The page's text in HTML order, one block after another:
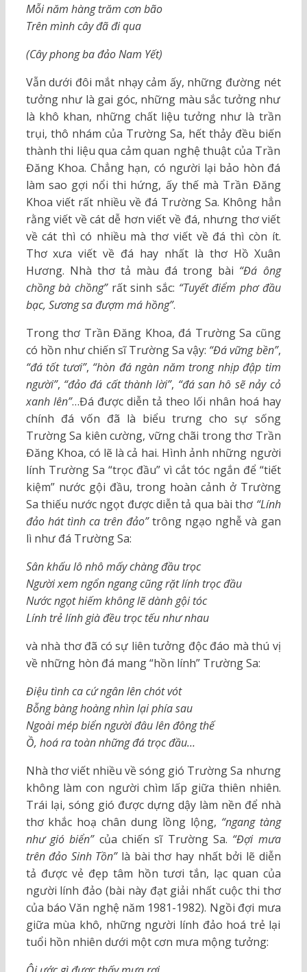
Mỗi năm hàng trăm cơn bão
Trên mình cây đã đi qua
(Cây phong ba đảo Nam Yết)
Vẫn dưới đôi mắt nhạy cảm ấy, những đường nét
tưởng như là gai góc, những màu sắc tưởng như
là khô khan, những chất liệu tưởng như là trần
trụi, thô nhám của Trường Sa, hết thảy đều biến
thành thi liệu qua cảm quan nghệ thuật của Trần
Đăng Khoa. Chẳng hạn, có người lại bảo hòn đá
làm sao gợi nổi thi hứng, ấy thế mà Trần Đăng
Khoa viết rất nhiều về đá Trường Sa. Không hẳn
rằng viết về cát dễ hơn viết về đá, nhưng thơ viết
về cát thì có nhiều mà thơ viết về đá thì còn ít.
Thơ xưa viết về đá hay nhất là thơ Hồ Xuân
Hương. Nhà thơ tả màu đá trong bài “Đá ông
chồng bà chồng”rất sinh sắc: “Tuyết điểm phơ đầu
bạc, Sương sa đượm má hồng”.
Trong thơ Trần Đăng Khoa, đá Trường Sa cũng
có hồn như chiến sĩ Trường Sa vậy: “Đá vững bền”,
“đá tốt tươi”, “hòn đá ngàn năm trong nhịp đập tim
người”, “đảo đá cất thành lời”, “đá san hô sẽ nảy cỏ
xanh lên”…Đá được diễn tả theo lối nhân hoá hay
chính đá vốn đã là biểu trưng cho sự sống
Trường Sa kiên cường, vững chãi trong thơ Trần
Đăng Khoa, có lẽ là cả hai. Hình ảnh những người
lính Trường Sa “trọc đầu” vì cắt tóc ngắn để “tiết
kiệm” nước gội đầu, trong hoàn cảnh ở Trường
Sa thiếu nước ngọt được diễn tả qua bài thơ “Lính
đảo hát tình ca trên đảo”trông ngạo nghễ và gan
lì như đá Trường Sa:
Sân khấu lô nhô mấy chàng đầu trọc
Người xem ngổn ngang cũng rặt lính trọc đầu
Nước ngọt hiếm không lẽ dành gội tóc
Lính trẻ lính già đều trọc tếu như nhau
và nhà thơ đã có sự liên tưởng độc đáo mà thú vị
về những hòn đá mang “hồn lính” Trường Sa:
Điệu tình ca cứ ngân lên chót vót
Bỗng bàng hoàng nhìn lại phía sau
Ngoài mép biển người đâu lên đông thế
Ồ, hoá ra toàn những đá trọc đầu…
Nhà thơ viết nhiều về sóng gió Trường Sa nhưng
không làm con người chìm lấp giữa thiên nhiên.
Trái lại, sóng gió được dựng dậy làm nền để nhà
thơ khắc hoạ chân dung lồng lộng, “ngang tàng
như gió biển” của chiến sĩ Trường Sa. “Đợi mưa
trên đảo Sinh Tồn”là bài thơ hay nhất bởi lẽ diễn
tả được vẻ đẹp tâm hồn tươi tắn, lạc quan của
người lính đảo (bài này đạt giải nhất cuộc thi thơ
của báo Văn nghệ năm 1981-1982). Ngồi đợi mưa
giữa mùa khô, những người lính đảo hoá trẻ lại
tuổi hồn nhiên dưới một cơn mưa mộng tưởng: